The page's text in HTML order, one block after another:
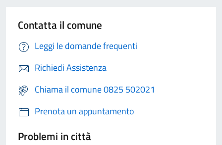
Contatta il comune
Leggi le domande frequenti
Richiedi Assistenza
Chiama il comune 0825 502021
Prenota un appuntamento
Problemi in città